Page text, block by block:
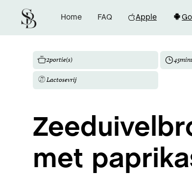
Home FAQ Apple
2portie(s) 45
Lactosevrij
met